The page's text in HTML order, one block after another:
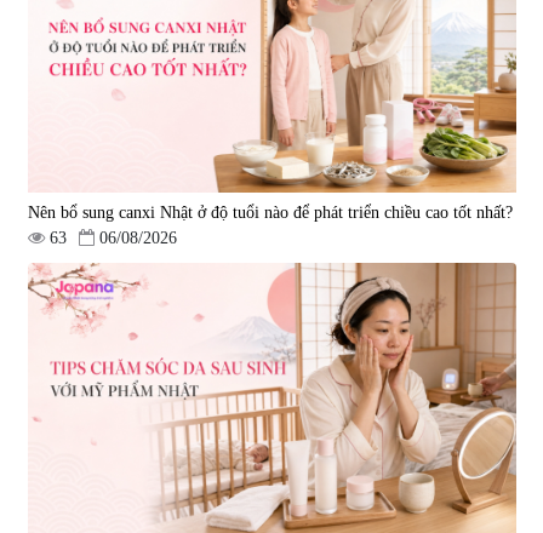
Nên bổ sung canxi Nhật ở độ tuổi nào để phát triển chiều cao tốt nhất?
63
06/08/2026